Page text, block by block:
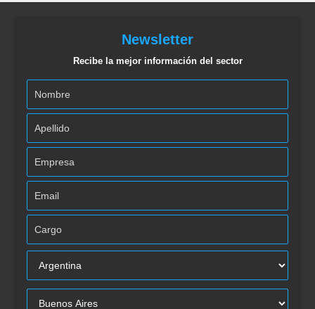
Newsletter
Recibe la mejor información del sector